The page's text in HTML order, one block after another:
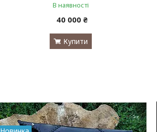
В наявності
40 000 ₴
Купити